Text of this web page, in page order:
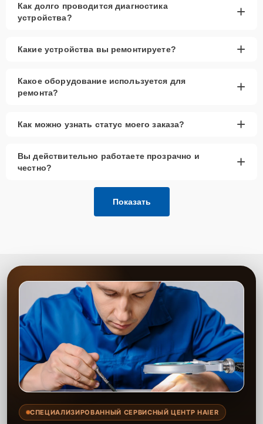
Как долго проводится диагностика
устройства?
+
Какие устройства вы ремонтируете? +
Какое оборудование используется для
ремонта?
+
Как можно узнать статус моего заказа? +
Вы действительно работаете прозрачно и
честно?
+
Показать
СПЕЦИАЛИЗИРОВАННЫЙ СЕРВИСНЫЙ ЦЕНТР HAIER